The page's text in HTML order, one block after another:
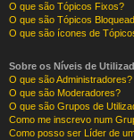
O que são Tópicos Fixos?
O que são Tópicos
O que são ícones de
Sobre os Níveis de
O que são Administradores?
O que são Moderadores?
O que são Grupos de
Como me inscrevo num
Como posso ser Líder de